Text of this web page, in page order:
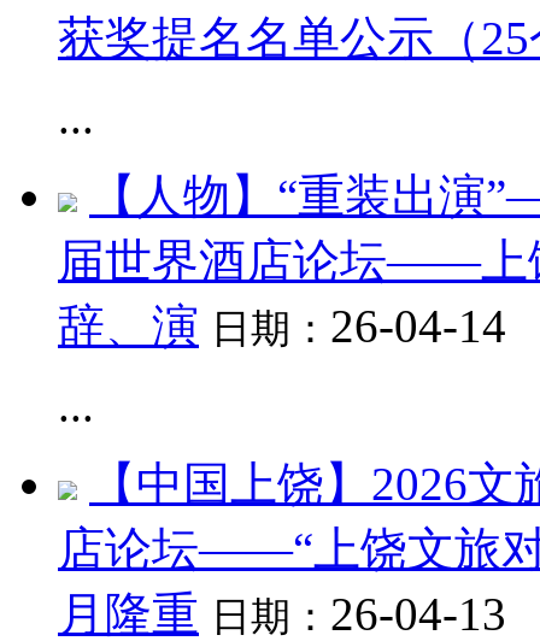
获奖提名名单公示（
...
【人物】“重装出演
届世界酒店论坛——上
辞、演 日期： 26-04-14
...
【中国上饶】2026
店论坛——“上饶文旅
月隆重 日期： 26-04-13